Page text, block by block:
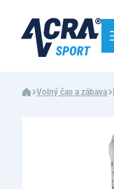
Volný čas a zábava